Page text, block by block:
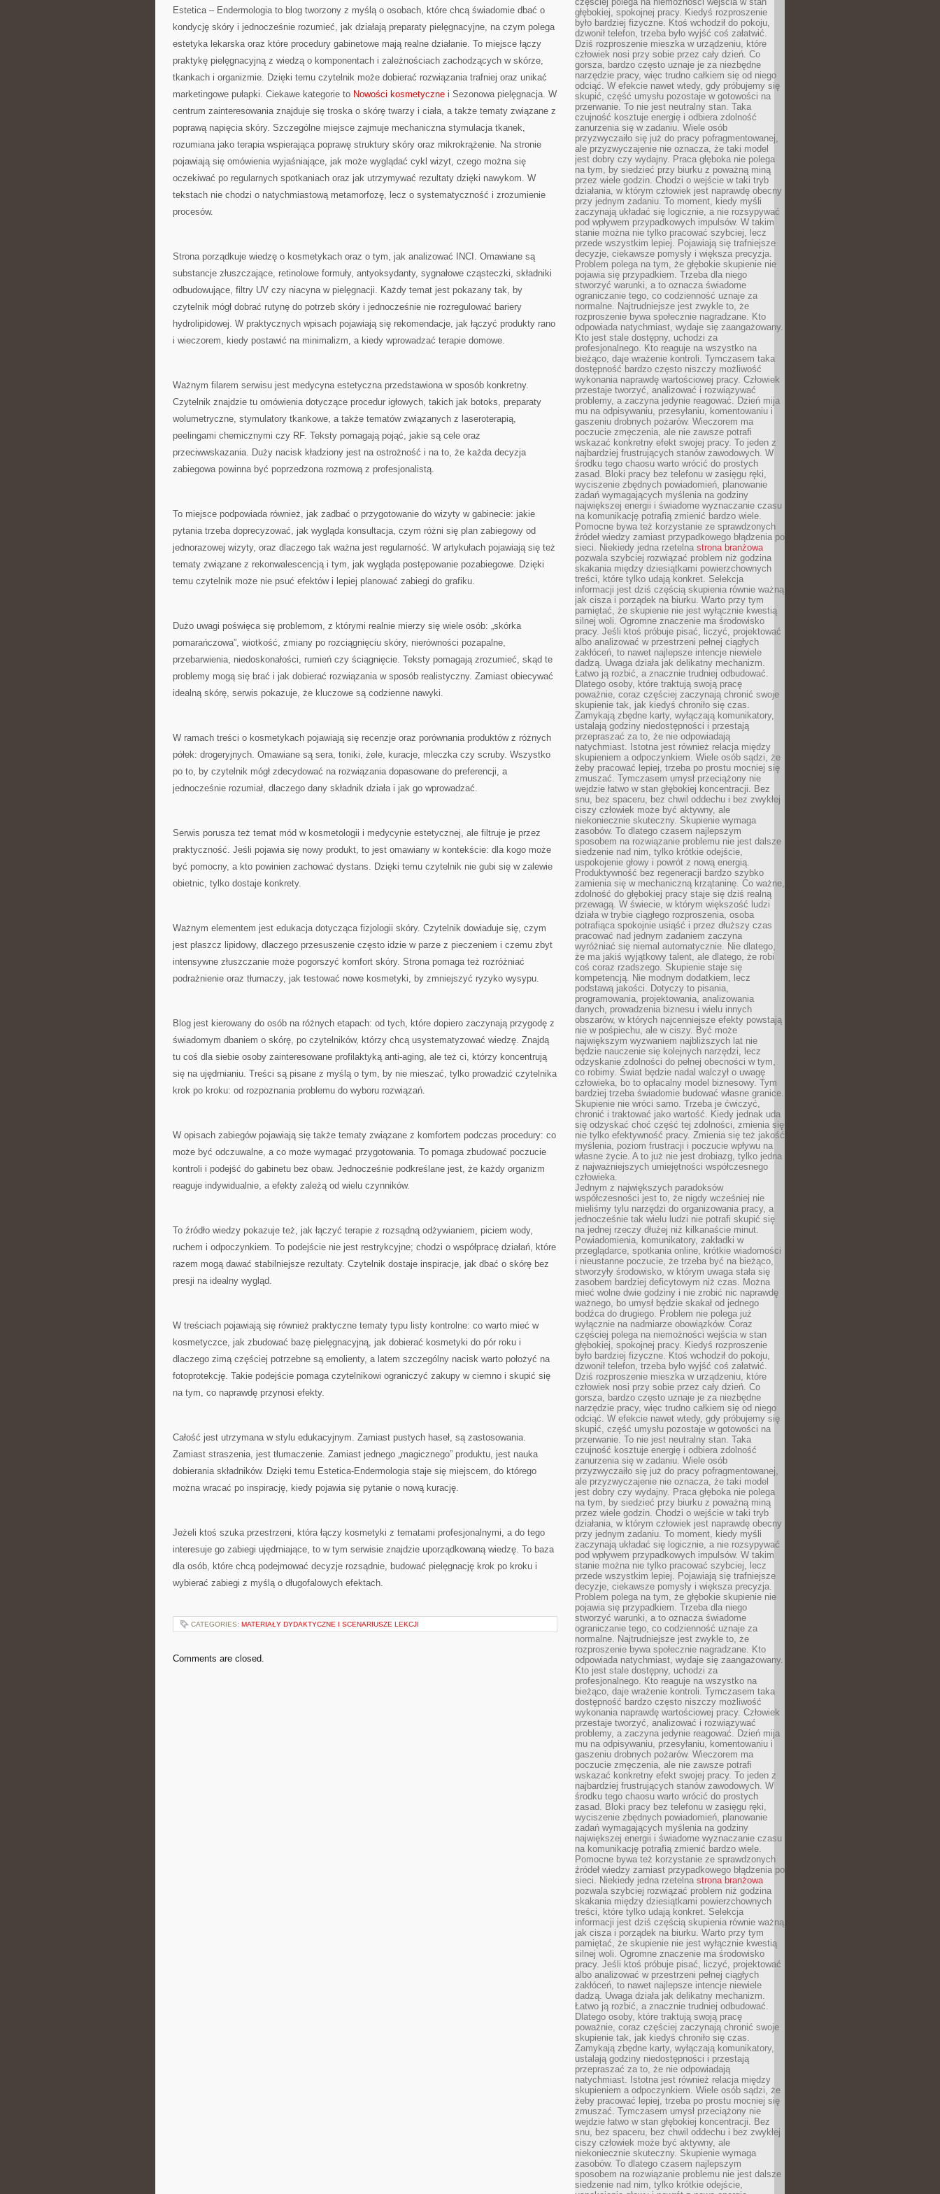
Estetica – Endermologia to blog tworzony z myślą o osobach, które chcą świadomie dbać o
kondycję skóry i jednocześnie rozumieć, jak działają preparaty pielęgnacyjne, na czym polega
estetyka lekarska oraz które procedury gabinetowe mają realne działanie. To miejsce łączy
praktykę pielęgnacyjną z wiedzą o komponentach i zależnościach zachodzących w skórze,
tkankach i organizmie. Dzięki temu czytelnik może dobierać rozwiązania trafniej oraz unikać
marketingowe pułapki. Ciekawe kategorie to Nowości kosmetyczne i Sezonowa pielęgnacja. W
centrum zainteresowania znajduje się troska o skórę twarzy i ciała, a także tematy związane z
poprawą napięcia skóry. Szczególne miejsce zajmuje mechaniczna stymulacja tkanek,
rozumiana jako terapia wspierająca poprawę struktury skóry oraz mikrokrążenie. Na stronie
pojawiają się omówienia wyjaśniające, jak może wyglądać cykl wizyt, czego można się
oczekiwać po regularnych spotkaniach oraz jak utrzymywać rezultaty dzięki nawykom. W
tekstach nie chodzi o natychmiastową metamorfozę, lecz o systematyczność i zrozumienie
procesów.
Strona porządkuje wiedzę o kosmetykach oraz o tym, jak analizować INCI. Omawiane są
substancje złuszczające, retinolowe formuły, antyoksydanty, sygnałowe cząsteczki, składniki
odbudowujące, filtry UV czy niacyna w pielęgnacji. Każdy temat jest pokazany tak, by
czytelnik mógł dobrać rutynę do potrzeb skóry i jednocześnie nie rozregulować bariery
hydrolipidowej. W praktycznych wpisach pojawiają się rekomendacje, jak łączyć produkty rano
i wieczorem, kiedy postawić na minimalizm, a kiedy wprowadzać terapie domowe.
Ważnym filarem serwisu jest medycyna estetyczna przedstawiona w sposób konkretny.
Czytelnik znajdzie tu omówienia dotyczące procedur igłowych, takich jak botoks, preparaty
wolumetryczne, stymulatory tkankowe, a także tematów związanych z laseroterapią,
peelingami chemicznymi czy RF. Teksty pomagają pojąć, jakie są cele oraz
przeciwwskazania. Duży nacisk kładziony jest na ostrożność i na to, że każda decyzja
zabiegowa powinna być poprzedzona rozmową z profesjonalistą.
To miejsce podpowiada również, jak zadbać o przygotowanie do wizyty w gabinecie: jakie
pytania trzeba doprecyzować, jak wygląda konsultacja, czym różni się plan zabiegowy od
jednorazowej wizyty, oraz dlaczego tak ważna jest regularność. W artykułach pojawiają się też
tematy związane z rekonwalescencją i tym, jak wygląda postępowanie pozabiegowe. Dzięki
temu czytelnik może nie psuć efektów i lepiej planować zabiegi do grafiku.
Dużo uwagi poświęca się problemom, z którymi realnie mierzy się wiele osób: „skórka
pomarańczowa”, wiotkość, zmiany po rozciągnięciu skóry, nierówności pozapalne,
przebarwienia, niedoskonałości, rumień czy ściągnięcie. Teksty pomagają zrozumieć, skąd te
problemy mogą się brać i jak dobierać rozwiązania w sposób realistyczny. Zamiast obiecywać
idealną skórę, serwis pokazuje, że kluczowe są codzienne nawyki.
W ramach treści o kosmetykach pojawiają się recenzje oraz porównania produktów z różnych
półek: drogeryjnych. Omawiane są sera, toniki, żele, kuracje, mleczka czy scruby. Wszystko
po to, by czytelnik mógł zdecydować na rozwiązania dopasowane do preferencji, a
jednocześnie rozumiał, dlaczego dany składnik działa i jak go wprowadzać.
Serwis porusza też temat mód w kosmetologii i medycynie estetycznej, ale filtruje je przez
praktyczność. Jeśli pojawia się nowy produkt, to jest omawiany w kontekście: dla kogo może
być pomocny, a kto powinien zachować dystans. Dzięki temu czytelnik nie gubi się w zalewie
obietnic, tylko dostaje konkrety.
Ważnym elementem jest edukacja dotycząca fizjologii skóry. Czytelnik dowiaduje się, czym
jest płaszcz lipidowy, dlaczego przesuszenie często idzie w parze z pieczeniem i czemu zbyt
intensywne złuszczanie może pogorszyć komfort skóry. Strona pomaga też rozróżniać
podrażnienie oraz tłumaczy, jak testować nowe kosmetyki, by zmniejszyć ryzyko wysypu.
Blog jest kierowany do osób na różnych etapach: od tych, które dopiero zaczynają przygodę z
świadomym dbaniem o skórę, po czytelników, którzy chcą usystematyzować wiedzę. Znajdą
tu coś dla siebie osoby zainteresowane profilaktyką anti-aging, ale też ci, którzy koncentrują
się na ujędrnianiu. Treści są pisane z myślą o tym, by nie mieszać, tylko prowadzić czytelnika
krok po kroku: od rozpoznania problemu do wyboru rozwiązań.
W opisach zabiegów pojawiają się także tematy związane z komfortem podczas procedury: co
może być odczuwalne, a co może wymagać przygotowania. To pomaga zbudować poczucie
kontroli i podejść do gabinetu bez obaw. Jednocześnie podkreślane jest, że każdy organizm
reaguje indywidualnie, a efekty zależą od wielu czynników.
To źródło wiedzy pokazuje też, jak łączyć terapie z rozsądną odżywianiem, piciem wody,
ruchem i odpoczynkiem. To podejście nie jest restrykcyjne; chodzi o współpracę działań, które
razem mogą dawać stabilniejsze rezultaty. Czytelnik dostaje inspiracje, jak dbać o skórę bez
presji na idealny wygląd.
W treściach pojawiają się również praktyczne tematy typu listy kontrolne: co warto mieć w
kosmetyczce, jak zbudować bazę pielęgnacyjną, jak dobierać kosmetyki do pór roku i
dlaczego zimą częściej potrzebne są emolienty, a latem szczególny nacisk warto położyć na
fotoprotekcję. Takie podejście pomaga czytelnikowi ograniczyć zakupy w ciemno i skupić się
na tym, co naprawdę przynosi efekty.
Całość jest utrzymana w stylu edukacyjnym. Zamiast pustych haseł, są zastosowania.
Zamiast straszenia, jest tłumaczenie. Zamiast jednego „magicznego” produktu, jest nauka
dobierania składników. Dzięki temu Estetica-Endermologia staje się miejscem, do którego
można wracać po inspirację, kiedy pojawia się pytanie o nową kurację.
Jeżeli ktoś szuka przestrzeni, która łączy kosmetyki z tematami profesjonalnymi, a do tego
interesuje go zabiegi ujędrniające, to w tym serwisie znajdzie uporządkowaną wiedzę. To baza
dla osób, które chcą podejmować decyzje rozsądnie, budować pielęgnację krok po kroku i
wybierać zabiegi z myślą o długofalowych efektach.
CATEGORIES: MATERIAŁY DYDAKTYCZNE I SCENARIUSZE LEKCJI
Comments are closed.
głębokiej, spokojnej pracy. Kiedyś rozproszenie
było bardziej fizyczne. Ktoś wchodził do pokoju,
dzwonił telefon, trzeba było wyjść coś załatwić.
Dziś rozproszenie mieszka w urządzeniu, które
człowiek nosi przy sobie przez cały dzień. Co
gorsza, bardzo często uznaje je za niezbędne
narzędzie pracy, więc trudno całkiem się od niego
odciąć. W efekcie nawet wtedy, gdy próbujemy się
skupić, część umysłu pozostaje w gotowości na
przerwanie. To nie jest neutralny stan. Taka
czujność kosztuje energię i odbiera zdolność
zanurzenia się w zadaniu. Wiele osób
przyzwyczaiło się już do pracy pofragmentowanej,
ale przyzwyczajenie nie oznacza, że taki model
jest dobry czy wydajny. Praca głęboka nie polega
na tym, by siedzieć przy biurku z poważną miną
przez wiele godzin. Chodzi o wejście w taki tryb
działania, w którym człowiek jest naprawdę obecny
przy jednym zadaniu. To moment, kiedy myśli
zaczynają układać się logicznie, a nie rozsypywać
pod wpływem przypadkowych impulsów. W takim
stanie można nie tylko pracować szybciej, lecz
przede wszystkim lepiej. Pojawiają się trafniejsze
decyzje, ciekawsze pomysły i większa precyzja.
Problem polega na tym, że głębokie skupienie nie
pojawia się przypadkiem. Trzeba dla niego
stworzyć warunki, a to oznacza świadome
ograniczanie tego, co codzienność uznaje za
normalne. Najtrudniejsze jest zwykle to, że
rozproszenie bywa społecznie nagradzane. Kto
odpowiada natychmiast, wydaje się zaangażowany.
Kto jest stale dostępny, uchodzi za
profesjonalnego. Kto reaguje na wszystko na
bieżąco, daje wrażenie kontroli. Tymczasem taka
dostępność bardzo często niszczy możliwość
wykonania naprawdę wartościowej pracy. Człowiek
przestaje tworzyć, analizować i rozwiązywać
problemy, a zaczyna jedynie reagować. Dzień mija
mu na odpisywaniu, przesyłaniu, komentowaniu i
gaszeniu drobnych pożarów. Wieczorem ma
poczucie zmęczenia, ale nie zawsze potrafi
wskazać konkretny efekt swojej pracy. To jeden z
najbardziej frustrujących stanów zawodowych. W
środku tego chaosu warto wrócić do prostych
zasad. Bloki pracy bez telefonu w zasięgu ręki,
wyciszenie zbędnych powiadomień, planowanie
zadań wymagających myślenia na godziny
największej energii i świadome wyznaczanie czasu
na komunikację potrafią zmienić bardzo wiele.
Pomocne bywa też korzystanie ze sprawdzonych
źródeł wiedzy zamiast przypadkowego błądzenia po
sieci. Niekiedy jedna rzetelna strona branżowa
pozwala szybciej rozwiązać problem niż godzina
skakania między dziesiątkami powierzchownych
treści, które tylko udają konkret. Selekcja
informacji jest dziś częścią skupienia równie ważną
jak cisza i porządek na biurku. Warto przy tym
pamiętać, że skupienie nie jest wyłącznie kwestią
silnej woli. Ogromne znaczenie ma środowisko
pracy. Jeśli ktoś próbuje pisać, liczyć, projektować
albo analizować w przestrzeni pełnej ciągłych
zakłóceń, to nawet najlepsze intencje niewiele
dadzą. Uwaga działa jak delikatny mechanizm.
Łatwo ją rozbić, a znacznie trudniej odbudować.
Dlatego osoby, które traktują swoją pracę
poważnie, coraz częściej zaczynają chronić swoje
skupienie tak, jak kiedyś chroniło się czas.
Zamykają zbędne karty, wyłączają komunikatory,
ustalają godziny niedostępności i przestają
przepraszać za to, że nie odpowiadają
natychmiast. Istotna jest również relacja między
skupieniem a odpoczynkiem. Wiele osób sądzi, że
żeby pracować lepiej, trzeba po prostu mocniej się
zmuszać. Tymczasem umysł przeciążony nie
wejdzie łatwo w stan głębokiej koncentracji. Bez
snu, bez spaceru, bez chwil oddechu i bez zwykłej
ciszy człowiek może być aktywny, ale
niekoniecznie skuteczny. Skupienie wymaga
zasobów. To dlatego czasem najlepszym
sposobem na rozwiązanie problemu nie jest dalsze
siedzenie nad nim, tylko krótkie odejście,
uspokojenie głowy i powrót z nową energią.
Produktywność bez regeneracji bardzo szybko
zamienia się w mechaniczną krzątaninę. Co ważne,
zdolność do głębokiej pracy staje się dziś realną
przewagą. W świecie, w którym większość ludzi
działa w trybie ciągłego rozproszenia, osoba
potrafiąca spokojnie usiąść i przez dłuższy czas
pracować nad jednym zadaniem zaczyna
wyróżniać się niemal automatycznie. Nie dlatego,
że ma jakiś wyjątkowy talent, ale dlatego, że robi
coś coraz rzadszego. Skupienie staje się
kompetencją. Nie modnym dodatkiem, lecz
podstawą jakości. Dotyczy to pisania,
programowania, projektowania, analizowania
danych, prowadzenia biznesu i wielu innych
obszarów, w których najcenniejsze efekty powstają
nie w pośpiechu, ale w ciszy. Być może
największym wyzwaniem najbliższych lat nie
będzie nauczenie się kolejnych narzędzi, lecz
odzyskanie zdolności do pełnej obecności w tym,
co robimy. Świat będzie nadal walczył o uwagę
człowieka, bo to opłacalny model biznesowy. Tym
bardziej trzeba świadomie budować własne granice.
Skupienie nie wróci samo. Trzeba je ćwiczyć,
chronić i traktować jako wartość. Kiedy jednak uda
się odzyskać choć część tej zdolności, zmienia się
nie tylko efektywność pracy. Zmienia się też jakość
myślenia, poziom frustracji i poczucie wpływu na
własne życie. A to już nie jest drobiazg, tylko jedna
z najważniejszych umiejętności współczesnego
człowieka.
Jednym z największych paradoksów
współczesności jest to, że nigdy wcześniej nie
mieliśmy tylu narzędzi do organizowania pracy, a
jednocześnie tak wielu ludzi nie potrafi skupić się
na jednej rzeczy dłużej niż kilkanaście minut.
Powiadomienia, komunikatory, zakładki w
przeglądarce, spotkania online, krótkie wiadomości
i nieustanne poczucie, że trzeba być na bieżąco,
stworzyły środowisko, w którym uwaga stała się
zasobem bardziej deficytowym niż czas. Można
mieć wolne dwie godziny i nie zrobić nic naprawdę
ważnego, bo umysł będzie skakał od jednego
bodźca do drugiego. Problem nie polega już
wyłącznie na nadmiarze obowiązków. Coraz
częściej polega na niemożności wejścia w stan
głębokiej, spokojnej pracy. Kiedyś rozproszenie
było bardziej fizyczne. Ktoś wchodził do pokoju,
dzwonił telefon, trzeba było wyjść coś załatwić.
Dziś rozproszenie mieszka w urządzeniu, które
człowiek nosi przy sobie przez cały dzień. Co
gorsza, bardzo często uznaje je za niezbędne
narzędzie pracy, więc trudno całkiem się od niego
odciąć. W efekcie nawet wtedy, gdy próbujemy się
skupić, część umysłu pozostaje w gotowości na
przerwanie. To nie jest neutralny stan. Taka
czujność kosztuje energię i odbiera zdolność
zanurzenia się w zadaniu. Wiele osób
przyzwyczaiło się już do pracy pofragmentowanej,
ale przyzwyczajenie nie oznacza, że taki model
jest dobry czy wydajny. Praca głęboka nie polega
na tym, by siedzieć przy biurku z poważną miną
przez wiele godzin. Chodzi o wejście w taki tryb
działania, w którym człowiek jest naprawdę obecny
przy jednym zadaniu. To moment, kiedy myśli
zaczynają układać się logicznie, a nie rozsypywać
pod wpływem przypadkowych impulsów. W takim
stanie można nie tylko pracować szybciej, lecz
przede wszystkim lepiej. Pojawiają się trafniejsze
decyzje, ciekawsze pomysły i większa precyzja.
Problem polega na tym, że głębokie skupienie nie
pojawia się przypadkiem. Trzeba dla niego
stworzyć warunki, a to oznacza świadome
ograniczanie tego, co codzienność uznaje za
normalne. Najtrudniejsze jest zwykle to, że
rozproszenie bywa społecznie nagradzane. Kto
odpowiada natychmiast, wydaje się zaangażowany.
Kto jest stale dostępny, uchodzi za
profesjonalnego. Kto reaguje na wszystko na
bieżąco, daje wrażenie kontroli. Tymczasem taka
dostępność bardzo często niszczy możliwość
wykonania naprawdę wartościowej pracy. Człowiek
przestaje tworzyć, analizować i rozwiązywać
problemy, a zaczyna jedynie reagować. Dzień mija
mu na odpisywaniu, przesyłaniu, komentowaniu i
gaszeniu drobnych pożarów. Wieczorem ma
poczucie zmęczenia, ale nie zawsze potrafi
wskazać konkretny efekt swojej pracy. To jeden z
najbardziej frustrujących stanów zawodowych. W
środku tego chaosu warto wrócić do prostych
zasad. Bloki pracy bez telefonu w zasięgu ręki,
wyciszenie zbędnych powiadomień, planowanie
zadań wymagających myślenia na godziny
największej energii i świadome wyznaczanie czasu
na komunikację potrafią zmienić bardzo wiele.
Pomocne bywa też korzystanie ze sprawdzonych
źródeł wiedzy zamiast przypadkowego błądzenia po
sieci. Niekiedy jedna rzetelna strona branżowa
pozwala szybciej rozwiązać problem niż godzina
skakania między dziesiątkami powierzchownych
treści, które tylko udają konkret. Selekcja
informacji jest dziś częścią skupienia równie ważną
jak cisza i porządek na biurku. Warto przy tym
pamiętać, że skupienie nie jest wyłącznie kwestią
silnej woli. Ogromne znaczenie ma środowisko
pracy. Jeśli ktoś próbuje pisać, liczyć, projektować
albo analizować w przestrzeni pełnej ciągłych
zakłóceń, to nawet najlepsze intencje niewiele
dadzą. Uwaga działa jak delikatny mechanizm.
Łatwo ją rozbić, a znacznie trudniej odbudować.
Dlatego osoby, które traktują swoją pracę
poważnie, coraz częściej zaczynają chronić swoje
skupienie tak, jak kiedyś chroniło się czas.
Zamykają zbędne karty, wyłączają komunikatory,
ustalają godziny niedostępności i przestają
przepraszać za to, że nie odpowiadają
natychmiast. Istotna jest również relacja między
skupieniem a odpoczynkiem. Wiele osób sądzi, że
żeby pracować lepiej, trzeba po prostu mocniej się
zmuszać. Tymczasem umysł przeciążony nie
wejdzie łatwo w stan głębokiej koncentracji. Bez
snu, bez spaceru, bez chwil oddechu i bez zwykłej
ciszy człowiek może być aktywny, ale
niekoniecznie skuteczny. Skupienie wymaga
zasobów. To dlatego czasem najlepszym
sposobem na rozwiązanie problemu nie jest dalsze
siedzenie nad nim, tylko krótkie odejście,